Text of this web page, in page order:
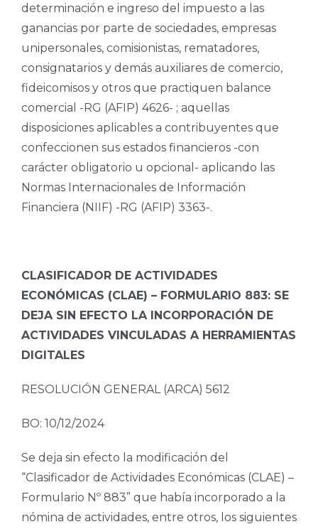
determinación e ingreso del impuesto a las
ganancias por parte de sociedades, empresas
unipersonales, comisionistas, rematadores,
consignatarios y demás auxiliares de comercio,
fideicomisos y otros que practiquen balance
comercial -RG (AFIP) 4626- ; aquellas
disposiciones aplicables a contribuyentes que
confeccionen sus estados financieros -con
carácter obligatorio u opcional- aplicando las
Normas Internacionales de Información
Financiera (NIIF) -RG (AFIP) 3363-.
CLASIFICADOR DE ACTIVIDADES
ECONÓMICAS (CLAE) – FORMULARIO 883: SE
DEJA SIN EFECTO LA INCORPORACIÓN DE
ACTIVIDADES VINCULADAS A HERRAMIENTAS
DIGITALES
RESOLUCIÓN GENERAL (ARCA) 5612
BO: 10/12/2024
Se deja sin efecto la modificación del
“Clasificador de Actividades Económicas (CLAE) –
Formulario Nº 883” que había incorporado a la
nómina de actividades, entre otros, los siguientes